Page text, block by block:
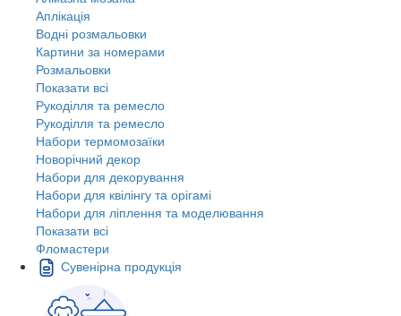
Аплікація
Водні розмальовки
Картини за номерами
Розмальовки
Показати всі
Рукоділля та ремесло
Рукоділля та ремесло
Набори термомозаїки
Новорічний декор
Набори для декорування
Набори для квілінгу та орігамі
Набори для ліплення та моделювання
Показати всі
Фломастери
Сувенірна продукція